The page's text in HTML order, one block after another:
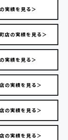
実績を見る＞
店の実績を見る＞
実績を見る＞
の実績を見る＞
の実績を見る＞
の実績を見る＞